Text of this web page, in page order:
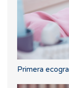
Primera